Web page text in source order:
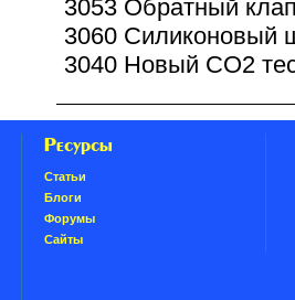
3053 Обратный
3060 Силиконовый
3040 Новый СО2
Ресурсы
Статьи
Блоги
Форумы
Сайты